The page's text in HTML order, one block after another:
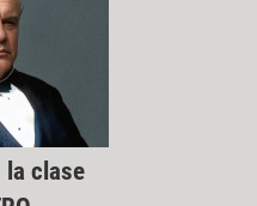
la clase